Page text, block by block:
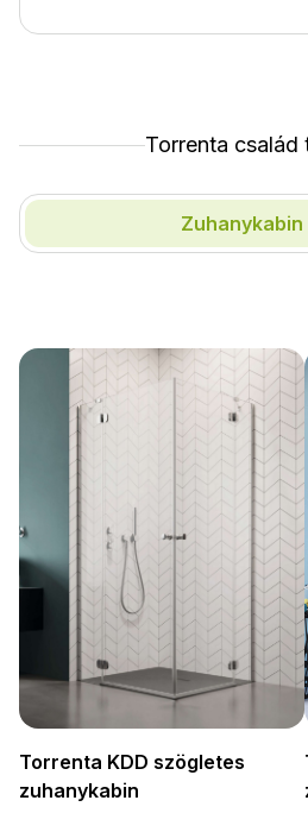
Torrenta család
Zuhanykabin
Torrenta KDD szögletes
zuhanykabin